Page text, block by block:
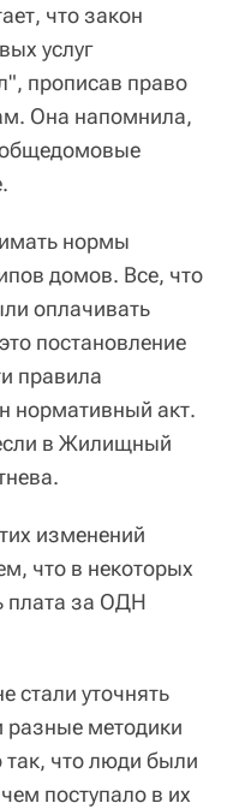
что закон
услуг
прописав право
Она напомнила,
нормы
домов. Все, что
оплачивать
постановление
правила
нормативный акт.
в Жилищный
изменений
что в некоторых
плата за ОДН
стали уточнять
методики
так, что люди были
поступало в их